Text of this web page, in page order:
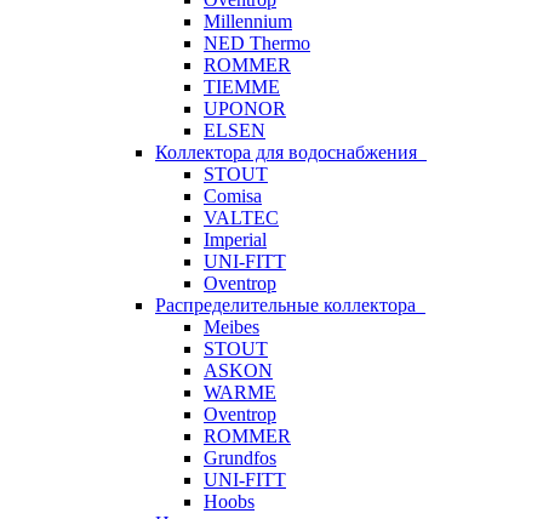
Millennium
NED Thermo
ROMMER
TIEMME
UPONOR
ELSEN
Коллектора для водоснабжения
STOUT
Comisa
VALTEC
Imperial
UNI-FITT
Oventrop
Распределительные коллектора
Meibes
STOUT
ASKON
WARME
Oventrop
ROMMER
Grundfos
UNI-FITT
Hoobs